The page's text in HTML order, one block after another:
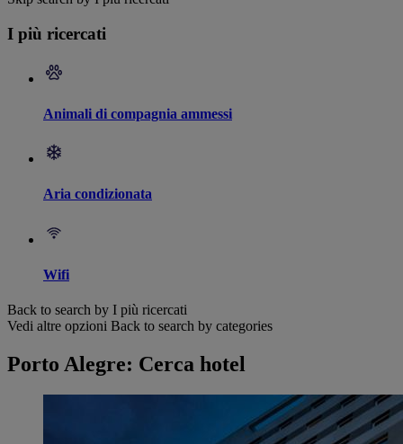
I più ricercati
Animali di compagnia ammessi
Aria condizionata
Wifi
Back to search by I più ricercati
Vedi altre opzioni Back to search by categories
Porto Alegre: Cerca hotel